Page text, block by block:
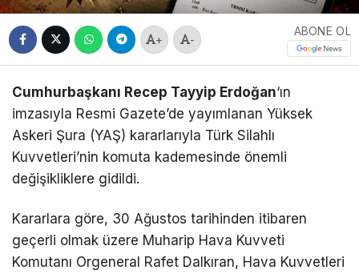
+ -
ABONE OL
Cumhurbaşkanı Recep Tayyip Erdoğan‘ın
imzasıyla Resmi Gazete’de yayımlanan Yüksek
Askeri Şura (YAŞ) kararlarıyla Türk Silahlı
Kuvvetleri’nin komuta kademesinde önemli
değişikliklere gidildi.
Kararlara göre, 30 Ağustos tarihinden itibaren
geçerli olmak üzere Muharip Hava Kuvveti
Komutanı Orgeneral Rafet Dalkıran, Hava Kuvvetleri